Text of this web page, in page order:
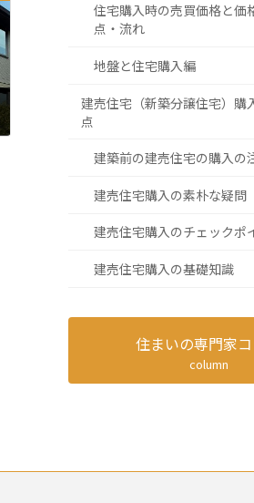
住宅購入時の売買価格と価
点・流れ
地盤と住宅購入編
建売住宅（新築分譲住宅）購
点
建築前の建売住宅の購入の
建売住宅購入の素朴な疑問
建売住宅購入のチェックポ
建売住宅購入の基礎知識
住まいの専門家
column